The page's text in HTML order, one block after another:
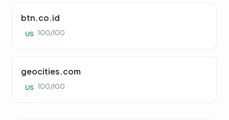
btn.co.id
US 100/100
geocities.com
US 100/100